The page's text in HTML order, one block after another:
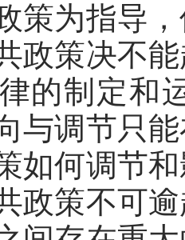
策为指导
政策决不
的制定和
与调节只
如何调节
政策不可